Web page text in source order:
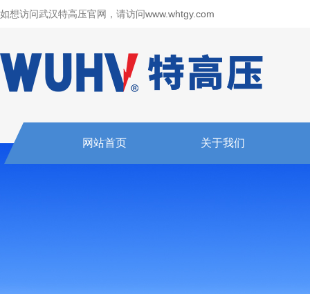
如想访问武汉特高压官网，请访问www.whtgy.com
网站首页 关于我们